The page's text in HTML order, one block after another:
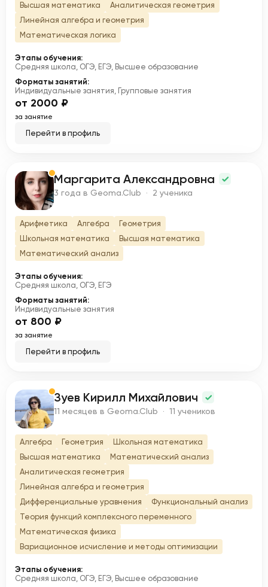
Высшая математика
Аналитическая геометрия
Линейная алгебра и геометрия
Математическая логика
Этапы обучения:
Средняя школа, ОГЭ, ЕГЭ, Высшее образование
Форматы занятий:
Индивидуальные занятия, Групповые занятия
от 2000 ₽
за занятие
Перейти в профиль
М Маргарита Александровна
3 года в Geoma.Club · 2 ученика
Арифметика Алгебра
Геометрия
Школьная математика
Высшая математика
Математический анализ
Этапы обучения:
Средняя школа, ОГЭ, ЕГЭ
Форматы занятий:
Индивидуальные занятия
от 800 ₽
за занятие
Перейти в профиль
З Зуев Кирилл Михайлович
11 месяцев в Geoma.Club · 11 учеников
Алгебра Геометрия
Школьная математика
Высшая математика
Математический анализ
Аналитическая геометрия
Линейная алгебра и геометрия
Дифференциальные уравнения
Функциональный анализ
Теория функций комплексного переменного
Математическая физика
Вариационное исчисление и методы оптимизации
Этапы обучения:
Средняя школа, ОГЭ, ЕГЭ, Высшее образование